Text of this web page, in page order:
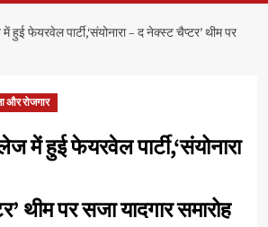
फेयरवेल पार्टी,‘संयोनारा – द नेक्स्ट चैप्टर’ थीम पर
और रोजगार
में हुई फेयरवेल पार्टी,‘संयोनारा
थीम पर सजा यादगार समारोह